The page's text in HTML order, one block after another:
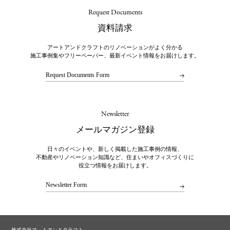
Request Documents
資料請求
アートアンドクラフトのリノベーションがよく分かる
施工事例集やフリーペーパー、最新イベント情報をお届けします。
Request Documents Form
Newsletter
メールマガジン登録
日々のイベントや、新しく掲載した施工事例の情報、
不動産やリノベーション知識など、住まいやオフィスづくりに
役立つ情報をお届けします。
Newsletter Form